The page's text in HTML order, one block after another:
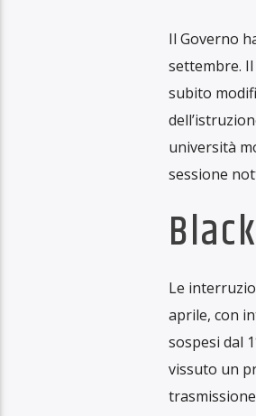
Le
Il Comitato
rossa per